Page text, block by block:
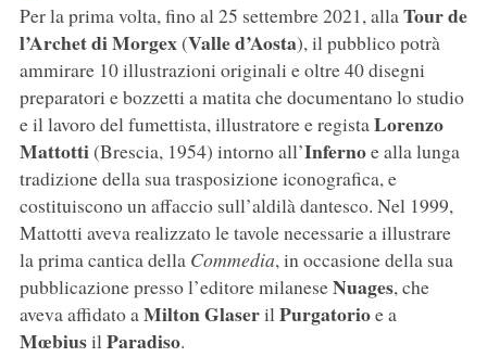
Per la prima volta, fino al 25 settembre 2021, allaTour de
l’Archet di Morgex(Valle d’Aosta), il pubblico potrà
ammirare 10 illustrazioni originali e oltre 40 disegni
preparatori e bozzetti a matita che documentano lo studio
e il lavoro del fumettista, illustratore e registaLorenzo
Mattotti(Brescia, 1954) intorno all’Infernoe alla lunga
tradizione della sua trasposizione iconografica, e
costituiscono un affaccio sull’aldilà dantesco. Nel 1999,
Mattotti aveva realizzato le tavole necessarie a illustrare
la prima cantica della Commedia, in occasione della sua
pubblicazione presso l’editore milaneseNuages, che
aveva affidato aMilton GlaserilPurgatorioe a
MœbiusilParadiso.